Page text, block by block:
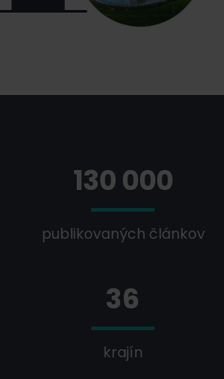
130 000
publikovaných článkov
36
krajín